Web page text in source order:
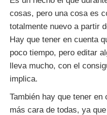
cosas, pero una cosa es
totalmente nuevo a partir
Hay que tener en cuenta
poco tiempo, pero editar
lleva mucho, con el
implica.
También hay que tener
más cara de todas, ya